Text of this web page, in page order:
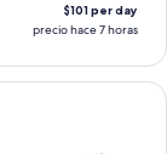
$101 per day
precio hace 7 horas